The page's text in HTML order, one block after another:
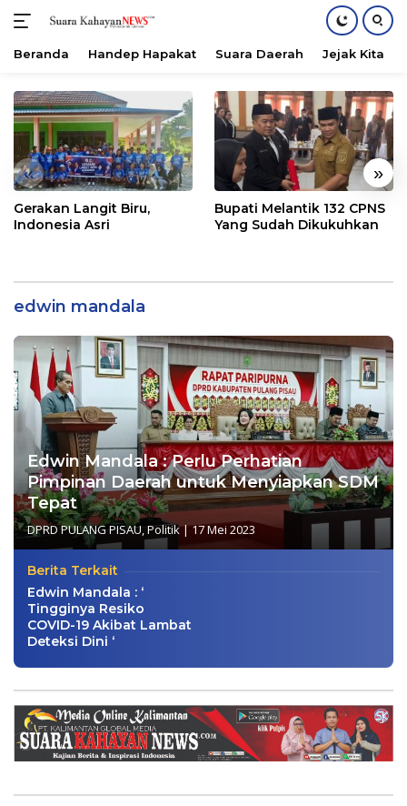
konten
Beranda Handep Hapakat Suara Daerah Jejak Kita
« »
Gerakan Langit Biru,
Indonesia Asri
Bupati Melantik 132 CPNS
Yang Sudah Dikukuhkan
edwin mandala
Edwin Mandala : Perlu Perhatian
Pimpinan Daerah untuk Menyiapkan SDM
Tepat
DPRD PULANG PISAU,Politik|17 Mei 2023
Berita Terkait
Edwin Mandala : ‘
Tingginya Resiko
COVID-19 Akibat Lambat
Deteksi Dini ‘